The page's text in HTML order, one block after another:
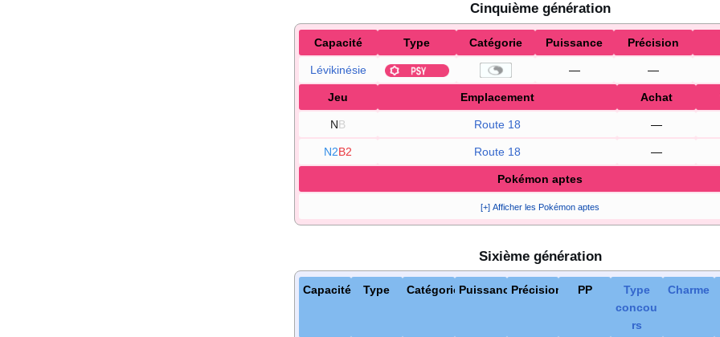
Cinquième génération
Capacité Type Catégorie Puissance Précision
Lévikinésie — —
Jeu Emplacement Achat
NB Route 18 —
N2B2 Route 18 —
Pokémon aptes
[+] Afficher les Pokémon aptes
Sixième génération
Capacité Type CatégoriePuissancePrécision PP
Type
concou
rs
Charme